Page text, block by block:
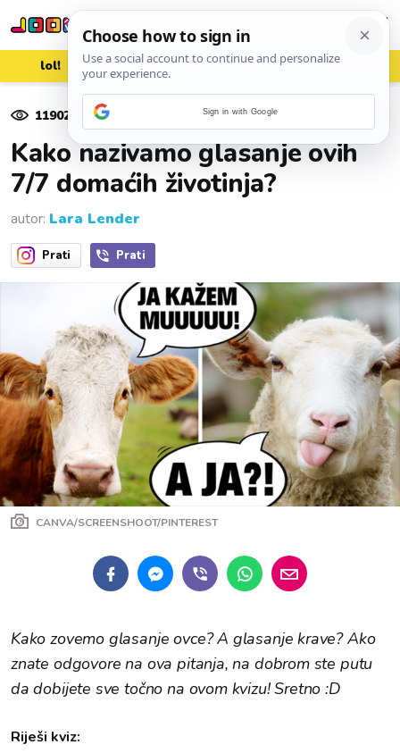
lol! aww vrh! woot?!
11902 pregleda
Kako nazivamo glasanje ovih
7/7 domaćih životinja?
autor: Lara Lender
Prati Prati
CANVA/SCREENSHOOT/PINTEREST
Kako zovemo glasanje ovce? A glasanje krave? Ako
znate odgovore na ova pitanja, na dobrom ste putu
da dobijete sve točno na ovom kvizu! Sretno :D
Riješi kviz:
Sign in with Google